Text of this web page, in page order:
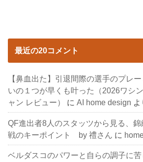
最近の20コメント
【鼻血出た】引退間際の選手のプレ
いの１つが早くも叶った（2026ワシ
ャン レビュー）
にAI home design よ
QF進出者8人のスタッツから見る、
戦のキーポイント by 禮さん に
ベルダスコのパワーと自らの調子に